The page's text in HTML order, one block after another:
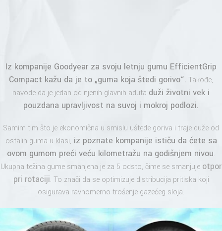
Iz kompanije Goodyear za svoju letnju gumu EfficientGrip
Compact kažu da je to „guma koja štedi gorivo“. Takođe,
navode da je jedan od njenih glavnih aduta duži životni vek i
pouzdana upravljivost na suvoj i mokroj podlozi.
Samim tim što je ekonomična u smislu uštede goriva i traje duže od
ostalih guma u klasi, iz poznate kompanije ističu da ćete sa
ovom gumom preći veću kilometražu na godišnjem nivou.
Ukupna težina gume smanjena je za 5 odsto, čime se smanjuje otpor
pri rotaciji. To znači da se optimizuje distribucija pritiska koji
osigurava ravnomerno trošenje gazećeg sloja.